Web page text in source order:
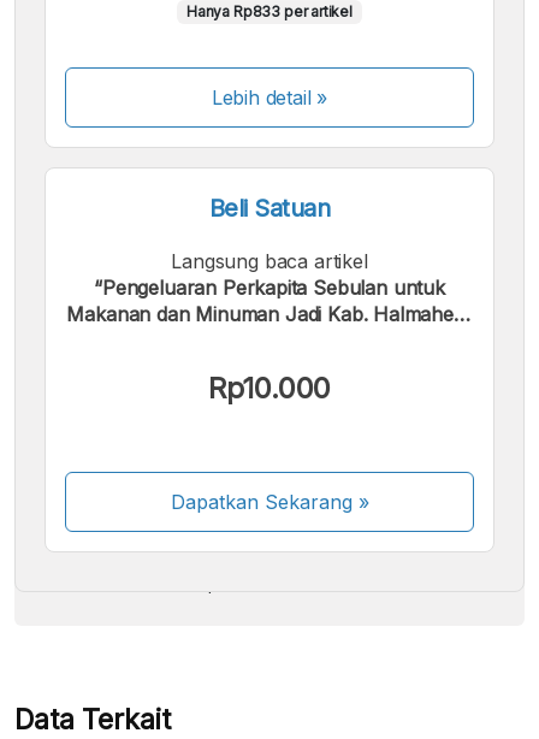
Hanya Rp833 per artikel
Lebih detail »
Beli Satuan
Langsung baca artikel
“Pengeluaran Perkapita Sebulan untuk
Makanan dan Minuman Jadi Kab. Halmahera
Rp10.000
Dapatkan Sekarang»
Kami menerima pembayaran berikut:
Beberapa metode pembayaran masih dalam
Data Terkait